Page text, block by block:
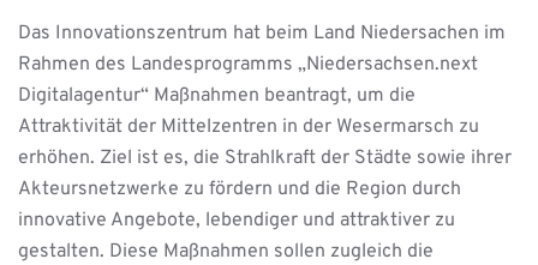
Das Innovationszentrum hat beim Land Niedersachen im
Rahmen des Landesprogramms „Niedersachsen.next
Digitalagentur“ Maßnahmen beantragt, um die
Attraktivität der Mittelzentren in der Wesermarsch zu
erhöhen. Ziel ist es, die Strahlkraft der Städte sowie ihrer
Akteursnetzwerke zu fördern und die Region durch
innovative Angebote, lebendiger und attraktiver zu
gestalten. Diese Maßnahmen sollen zugleich die